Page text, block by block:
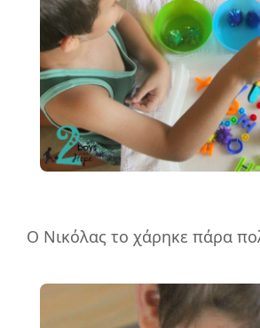
Ο Νικόλας το χάρηκε πάρα